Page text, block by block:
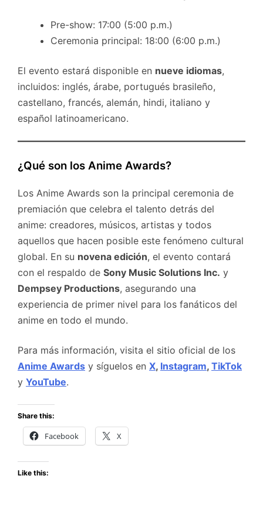
Pre-show: 17:00 (5:00 p.m.)
Ceremonia principal: 18:00 (6:00 p.m.)
El evento estará disponible en nueve idiomas,
incluidos: inglés, árabe, portugués brasileño,
castellano, francés, alemán, hindi, italiano y
español latinoamericano.
¿Qué son los Anime Awards?
Los Anime Awards son la principal ceremonia de
premiación que celebra el talento detrás del
anime: creadores, músicos, artistas y todos
aquellos que hacen posible este fenómeno cultural
global. En su novena edición, el evento contará
con el respaldo de Sony Music Solutions Inc. y
Dempsey Productions, asegurando una
experiencia de primer nivel para los fanáticos del
anime en todo el mundo.
Para más información, visita el sitio oficial de los
Anime Awards y síguelos en X, Instagram, TikTok
y YouTube.
Share this:
Facebook X
Like this: